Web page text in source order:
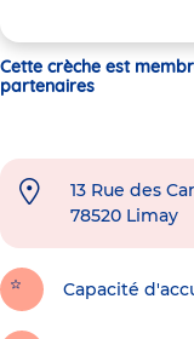
Cette crèche est
partenaires
13 Rue des
78520 Limay
Capacité